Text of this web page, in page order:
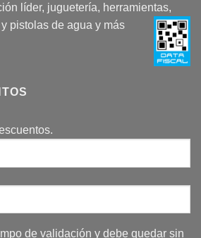
líder, juguetería, herramientas,
pistolas de agua y más
de validación y debe quedar sin